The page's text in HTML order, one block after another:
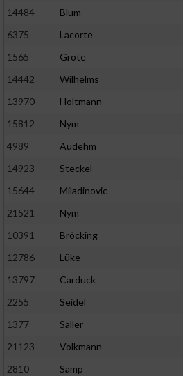
14484
Blum
6375
Lacorte
1565
Grote
14442
Wilhelms
13970
Holtmann
15812
Nym
4989
Audehm
14923
Steckel
15644
Miladinovic
21521
Nym
10391
Bröcking
12786
Lüke
13797
Carduck
2255
Seidel
1377
Saller
21123
Volkmann
2810
Samp